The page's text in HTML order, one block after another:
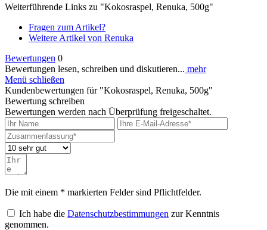
Weiterführende Links zu "Kokosraspel, Renuka, 500g"
Fragen zum Artikel?
Weitere Artikel von Renuka
Bewertungen 0
Bewertungen lesen, schreiben und diskutieren... mehr
Menü schließen
Kundenbewertungen für "Kokosraspel, Renuka, 500g"
Bewertung schreiben
Bewertungen werden nach Überprüfung freigeschaltet.
Die mit einem * markierten Felder sind Pflichtfelder.
Ich habe die Datenschutzbestimmungen zur Kenntnis
genommen.